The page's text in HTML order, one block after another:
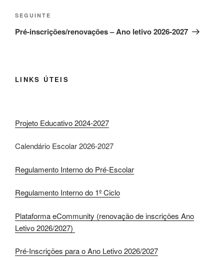
Conteúdo
seguinte
SEGUINTE
Pré-inscrições/renovações – Ano letivo 2026-2027
LINKS ÚTEIS
Projeto Educativo 2024-2027
Calendário Escolar 2026-2027
Regulamento Interno do Pré-Escolar
Regulamento Interno do 1º Ciclo
Plataforma eCommunity (renovação de inscrições Ano
Letivo 2026/2027)
Pré-Inscrições para o Ano Letivo 2026/2027